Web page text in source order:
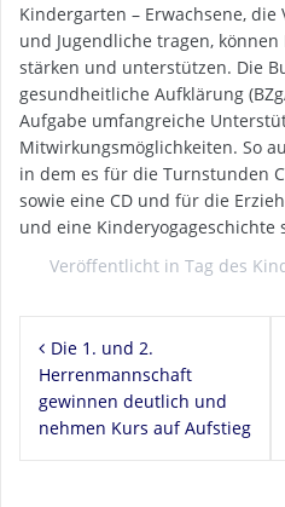
Kindergarten – Erwachsene,
und Jugendliche tragen,
stärken und unterstützen. Die
gesundheitliche Aufklärung
Aufgabe umfangreiche
Mitwirkungsmöglichkeiten. So
in dem es für die Turnstunden
sowie eine CD und für die
und eine Kinderyogageschichte
Veröffentlicht in Tag des
Die 1. und 2.
Herrenmannschaft
gewinnen deutlich und
nehmen Kurs auf Aufstieg